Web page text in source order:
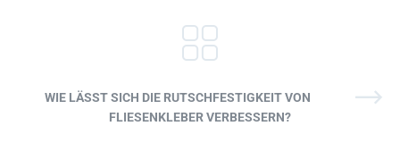
WIE LÄSST SICH DIE RUTSCHFESTIGKEIT VON
FLIESENKLEBER VERBESSERN?